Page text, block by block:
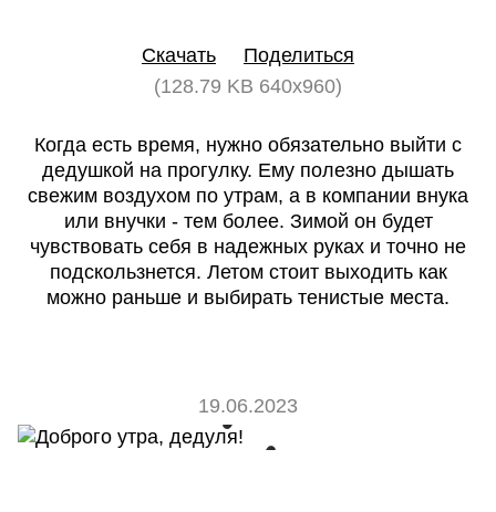
Скачать
Поделиться
(128.79 KB 640x960)
Когда есть время, нужно обязательно выйти с
дедушкой на прогулку. Ему полезно дышать
свежим воздухом по утрам, а в компании внука
или внучки - тем более. Зимой он будет
чувствовать себя в надежных руках и точно не
подскользнется. Летом стоит выходить как
можно раньше и выбирать тенистые места.
19.06.2023